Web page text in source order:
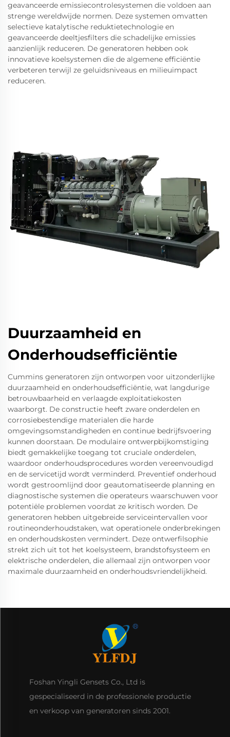
geavanceerde emissiecontrolesystemen die voldoen aan
strenge wereldwijde normen. Deze systemen omvatten
selectieve katalytische reduktietechnologie en
geavanceerde deeltjesfilters die schadelijke emissies
aanzienlijk reduceren. De generatoren hebben ook
innovatieve koelsystemen die de algemene efficiëntie
verbeteren terwijl ze geluidsniveaus en milieuimpact
reduceren.
Duurzaamheid en
Onderhoudsefficiëntie
Cummins generatoren zijn ontworpen voor uitzonderlijke
duurzaamheid en onderhoudsefficiëntie, wat langdurige
betrouwbaarheid en verlaagde exploitatiekosten
waarborgt. De constructie heeft zware onderdelen en
corrosiebestendige materialen die harde
omgevingsomstandigheden en continue bedrijfsvoering
kunnen doorstaan. De modulaire ontwerpbijkomstiging
biedt gemakkelijke toegang tot cruciale onderdelen,
waardoor onderhoudsprocedures worden vereenvoudigd
en de servicetijd wordt verminderd. Preventief onderhoud
wordt gestroomlijnd door geautomatiseerde planning en
diagnostische systemen die operateurs waarschuwen voor
potentiële problemen voordat ze kritisch worden. De
generatoren hebben uitgebreide serviceintervallen voor
routineonderhoudstaken, wat operationele onderbrekingen
en onderhoudskosten vermindert. Deze ontwerfilsophie
strekt zich uit tot het koelsysteem, brandstofsysteem en
elektrische onderdelen, die allemaal zijn ontworpen voor
maximale duurzaamheid en onderhoudsvriendelijkheid.
Foshan Yingli Gensets Co., Ltd is
gespecialiseerd in de professionele productie
en verkoop van generatoren sinds 2001.